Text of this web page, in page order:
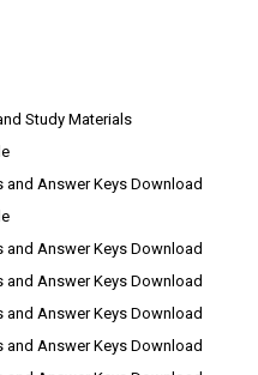
Study Materials
and Answer Keys Download
and Answer Keys Download
and Answer Keys Download
and Answer Keys Download
and Answer Keys Download